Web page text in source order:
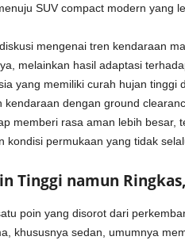
SUV compact modern yang
mengenai tren kendaraan
melainkan hasil adaptasi
yang memiliki curah hujan tinggi
kendaraan dengan ground
memberi rasa aman lebih besar,
kondisi permukaan yang tidak
Tinggi namun
poin yang disorot dari
khususnya sedan, umumnya